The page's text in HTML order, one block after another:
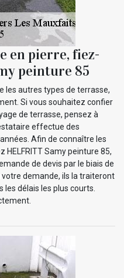
en pierre, fiez-
peinture 85
les autres types de terrasse,
Si vous souhaitez confier
de terrasse, pensez à
effectue des
Afin de connaître les
Samy peinture 85,
de devis par le biais de
votre demande, ils la traiteront
délais les plus courts.